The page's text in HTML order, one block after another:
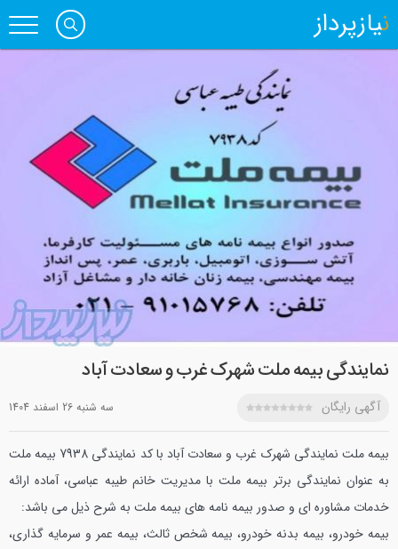
نیازپرداز
نمایندگی بیمه ملت شهرک غرب و سعادت آباد
آگهی رایگان سه شنبه 26 اسفند 1404
بیمه ملت نمایندگی شهرک غرب و سعادت آباد با کد نمایندگی 7938 بیمه ملت
به عنوان نمایندگی برتر بیمه ملت با مدیریت خانم طیبه عباسی، آماده ارائه
خدمات مشاوره ای و صدور بیمه نامه های بیمه ملت به شرح ذیل می باشد:
بیمه خودرو، بیمه بدنه خودرو، بیمه شخص ثالث، بیمه عمر و سرمایه گذاری،